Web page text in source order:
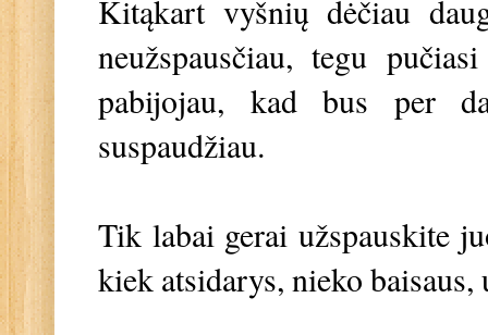
Kitąkart vyšnių dėčiau
neužspausčiau, tegu
pabijojau, kad bus per
suspaudžiau.
Tik labai gerai užspauskite
kiek atsidarys, nieko